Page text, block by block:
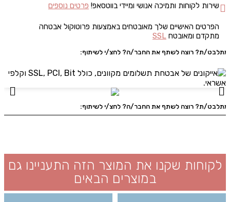
שירות לקוחות ותמיכה אנושי ומיידי בווטסאפ! פרטים נוספים
הפרטים האישיים שלך מאובטחים באמצעות פרוטוקול אבטחה
מתקדם ומאובטח SSL
מתלבט/ת? רוצה לשתף את החבר/ה? לחצ/י לשיתוף:
מתלבט/ת? רוצה לשתף את החבר/ה? לחצ/י לשיתוף:
לקוחות שקנו את המוצר הזה התעניינו גם
במוצרים הבאים